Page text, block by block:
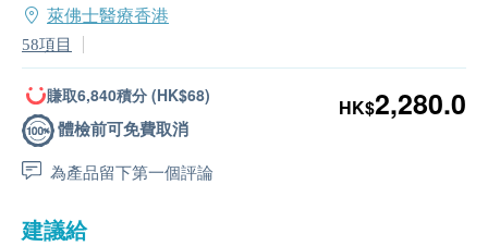
萊佛士醫療香港
58項目
賺取6,840積分 (HK$68)
體檢前可免費取消
為產品留下第一個評論
HK$2,280.0
建議給